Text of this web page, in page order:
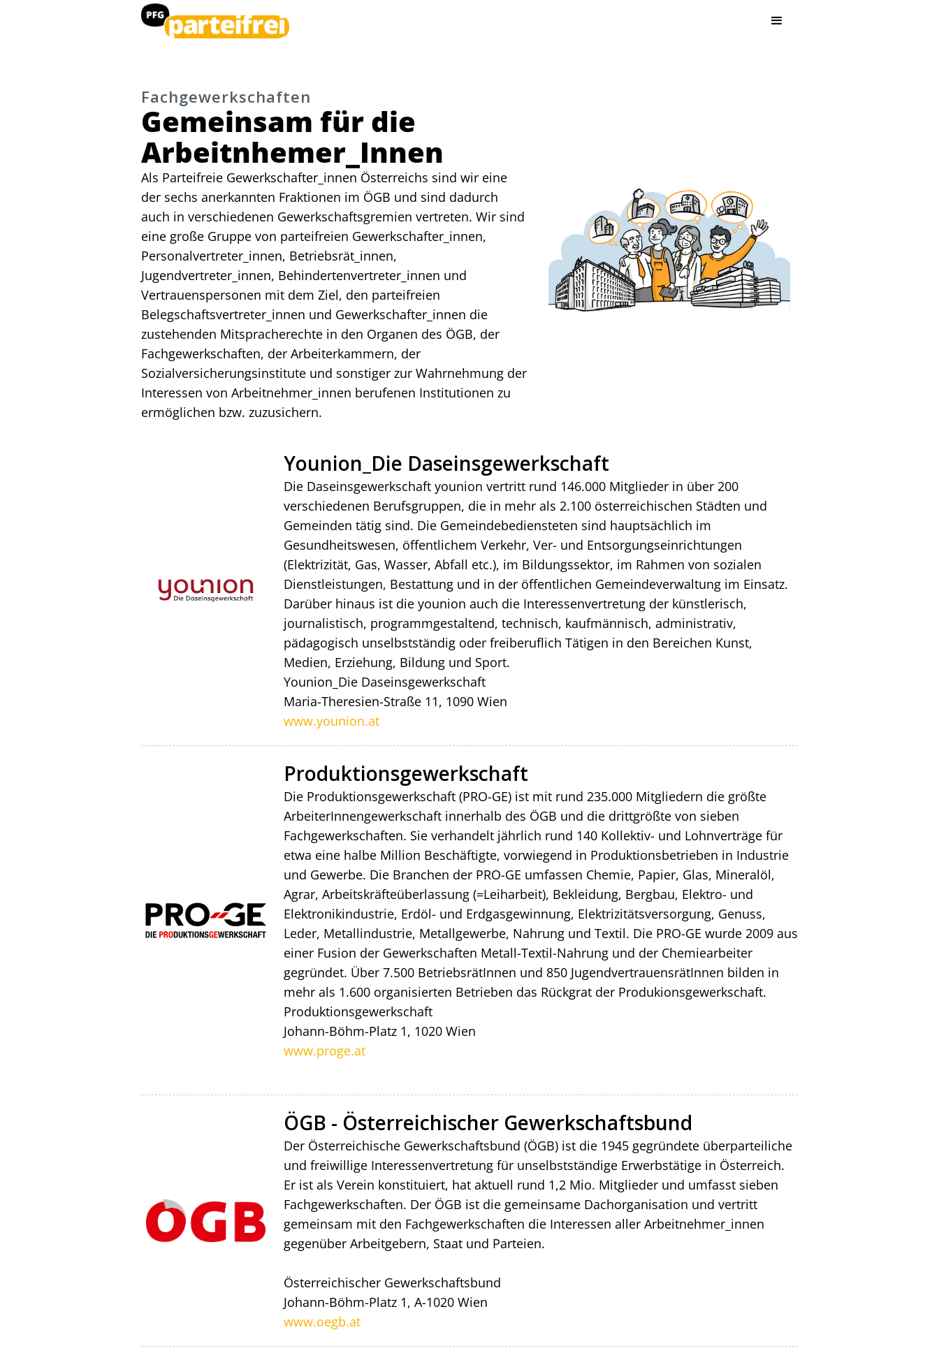
Fachgewerkschaften
Gemeinsam für die
Arbeitnhemer_Innen
Als Parteifreie Gewerkschafter_innen Österreichs sind wir eine
der sechs anerkannten Fraktionen im ÖGB und sind dadurch
auch in verschiedenen Gewerkschaftsgremien vertreten. Wir sind
eine große Gruppe von parteifreien Gewerkschafter_innen,
Personalvertreter_innen, Betriebsrät_innen,
Jugendvertreter_innen, Behindertenvertreter_innen und
Vertrauenspersonen mit dem Ziel, den parteifreien
Belegschaftsvertreter_innen und Gewerkschafter_innen die
zustehenden Mitspracherechte in den Organen des ÖGB, der
Fachgewerkschaften, der Arbeiterkammern, der
Sozialversicherungsinstitute und sonstiger zur Wahrnehmung der
Interessen von Arbeitnehmer_innen berufenen Institutionen zu
ermöglichen bzw. zuzusichern.
Younion_Die Daseinsgewerkschaft
Die Daseinsgewerkschaft younion vertritt rund 146.000 Mitglieder in über 200
verschiedenen Berufsgruppen, die in mehr als 2.100 österreichischen Städten und
Gemeinden tätig sind. Die Gemeindebediensteten sind hauptsächlich im
Gesundheitswesen, öffentlichem Verkehr, Ver- und Entsorgungseinrichtungen
(Elektrizität, Gas, Wasser, Abfall etc.), im Bildungssektor, im Rahmen von sozialen
Dienstleistungen, Bestattung und in der öffentlichen Gemeindeverwaltung im Einsatz.
Darüber hinaus ist die younion auch die Interessenvertretung der künstlerisch,
journalistisch, programmgestaltend, technisch, kaufmännisch, administrativ,
pädagogisch unselbstständig oder freiberuflich Tätigen in den Bereichen Kunst,
Medien, Erziehung, Bildung und Sport.
Younion_Die Daseinsgewerkschaft
Maria-Theresien-Straße 11, 1090 Wien
www.younion.at
Produktionsgewerkschaft
Die Produktionsgewerkschaft (PRO-GE) ist mit rund 235.000 Mitgliedern die größte
ArbeiterInnengewerkschaft innerhalb des ÖGB und die drittgrößte von sieben
Fachgewerkschaften. Sie verhandelt jährlich rund 140 Kollektiv- und Lohnverträge für
etwa eine halbe Million Beschäftigte, vorwiegend in Produktionsbetrieben in Industrie
und Gewerbe. Die Branchen der PRO-GE umfassen Chemie, Papier, Glas, Mineralöl,
Agrar, Arbeitskräfteüberlassung (=Leiharbeit), Bekleidung, Bergbau, Elektro- und
Elektronikindustrie, Erdöl- und Erdgasgewinnung, Elektrizitätsversorgung, Genuss,
Leder, Metallindustrie, Metallgewerbe, Nahrung und Textil. Die PRO-GE wurde 2009 aus
einer Fusion der Gewerkschaften Metall-Textil-Nahrung und der Chemiearbeiter
gegründet. Über 7.500 BetriebsrätInnen und 850 JugendvertrauensrätInnen bilden in
mehr als 1.600 organisierten Betrieben das Rückgrat der Produkionsgewerkschaft.
Produktionsgewerkschaft
Johann-Böhm-Platz 1, 1020 Wien
www.proge.at
ÖGB - Österreichischer Gewerkschaftsbund
Der Österreichische Gewerkschaftsbund (ÖGB) ist die 1945 gegründete überparteiliche
und freiwillige Interessenvertretung für unselbstständige Erwerbstätige in Österreich.
Er ist als Verein konstituiert, hat aktuell rund 1,2 Mio. Mitglieder und umfasst sieben
Fachgewerkschaften. Der ÖGB ist die gemeinsame Dachorganisation und vertritt
gemeinsam mit den Fachgewerkschaften die Interessen aller Arbeitnehmer_innen
gegenüber Arbeitgebern, Staat und Parteien.
Österreichischer Gewerkschaftsbund
Johann-Böhm-Platz 1, A-1020 Wien
www.oegb.at